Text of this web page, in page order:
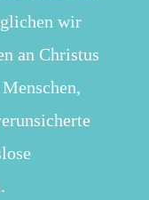
wir
an Christus